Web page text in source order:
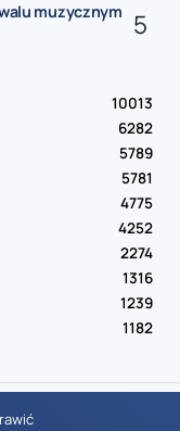
muzycznym
10013
6282
5789
5781
4775
4252
2274
1316
1239
1182
2016-2026